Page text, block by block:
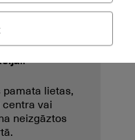
70-
Līdzīgi
..
lietas,
vai
neizgāztos